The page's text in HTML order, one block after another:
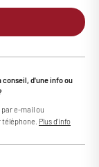
conseil, d'une info ou
e-mail ou
Plus d'info